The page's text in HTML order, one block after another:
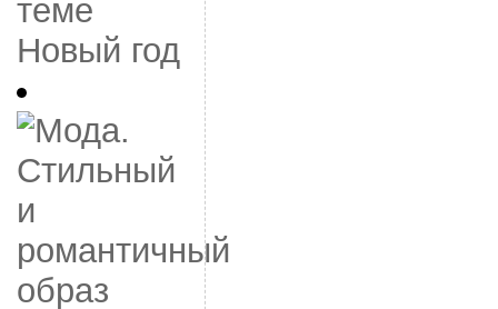
теме
Новый год